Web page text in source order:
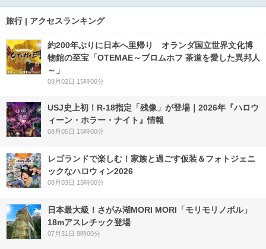
旅行 | アクセスランキング
約200年ぶりに日本へ里帰り オランダ国立世界文化博
物館の至宝「OTEMAE～ブロムホフ 茶道を愛した異邦人
～」
08月02日 15時00分
USJ史上初！R-18指定「残像」が登場｜2026年『ハロウ
ィーン・ホラー・ナイト』情報
08月05日 15時00分
レゴランドで楽しむ！家族と過ごす仮装＆フォトジェニ
ックなハロウィン2026
08月03日 15時00分
日本最大級！さがみ湖MORI MORI「モリモリノボル」
18mアスレチック登場
07月31日 9時00分